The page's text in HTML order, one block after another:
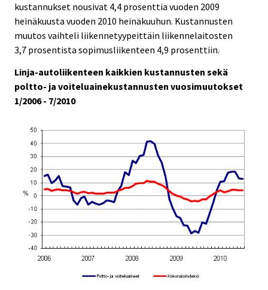
kustannukset nousivat 4,4 prosenttia vuoden 2009
heinäkuusta vuoden 2010 heinäkuuhun. Kustannusten
muutos vaihteli liikennetyypeittäin liikennelaitosten
3,7 prosentista sopimusliikenteen 4,9 prosenttiin.
Linja-autoliikenteen kaikkien kustannusten sekä
poltto- ja voiteluainekustannusten vuosimuutokset
1/2006 - 7/2010